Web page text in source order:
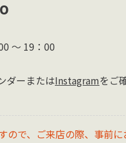
〜 19：00
ダーまたはInstagramをご
ので、ご来店の際、事前に